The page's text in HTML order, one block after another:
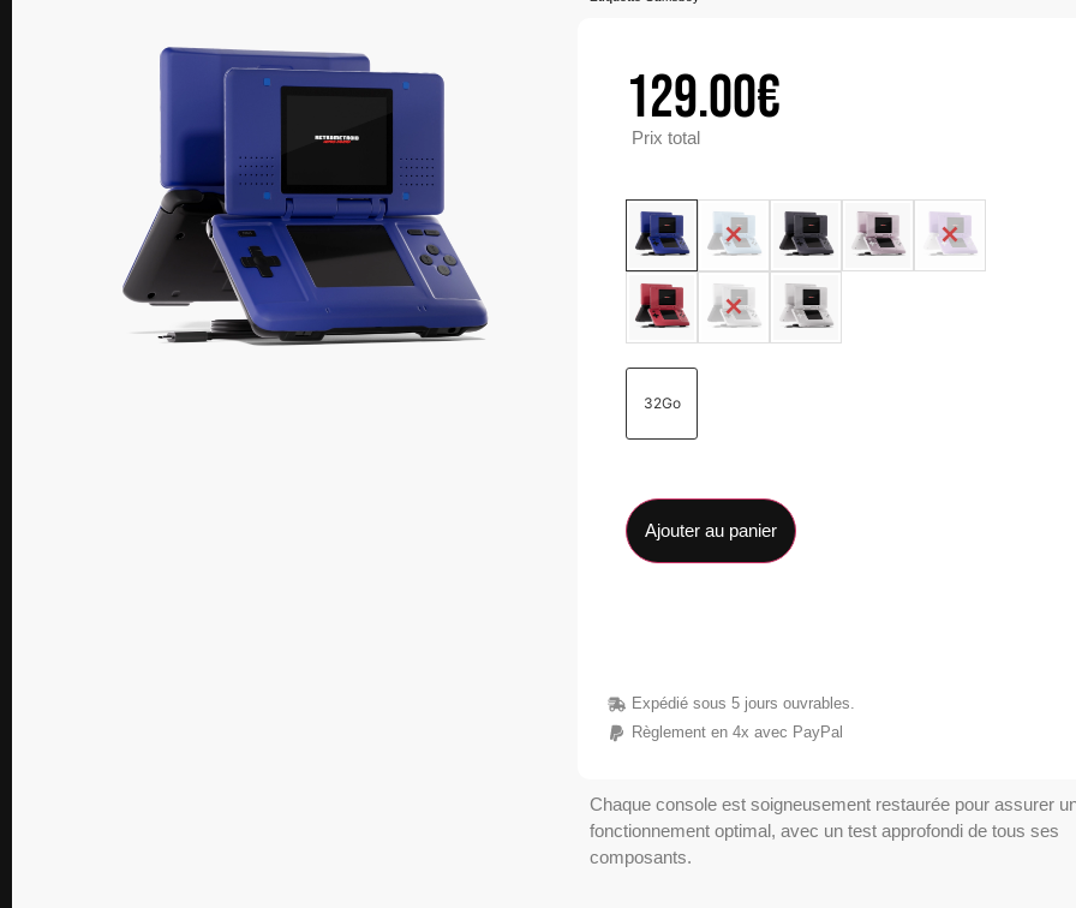
129.00€
Prix total
32Go
Ajouter au panier
Expédié sous 5 jours ouvrables.
Règlement en 4x avec PayPal
Chaque console est soigneusement restaurée pour assurer
fonctionnement optimal, avec un test approfondi de tous ses
composants.